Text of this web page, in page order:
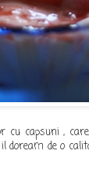
cu capsuni ,
de o